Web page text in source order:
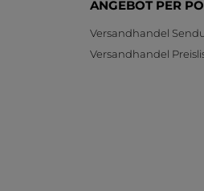
ANGEBOT PER
Versandhandel
Versandhandel